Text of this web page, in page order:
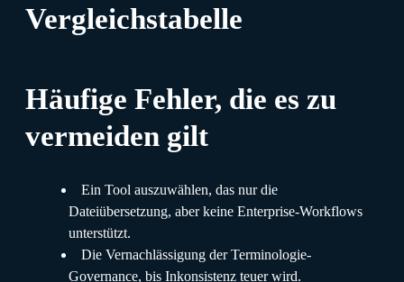
Vergleichstabelle
Häufige Fehler, die es zu
vermeiden gilt
Ein Tool auszuwählen, das nur die
Dateiübersetzung, aber keine Enterprise-Workflows
unterstützt.
Die Vernachlässigung der Terminologie-
Governance, bis Inkonsistenz teuer wird.